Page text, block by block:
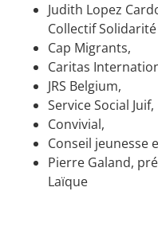
Judith Lopez
Collectif
Cap Migrants,
Caritas
JRS Belgium,
Service Social Juif,
Convivial,
Conseil jeunesse
Pierre Galand,
Laïque